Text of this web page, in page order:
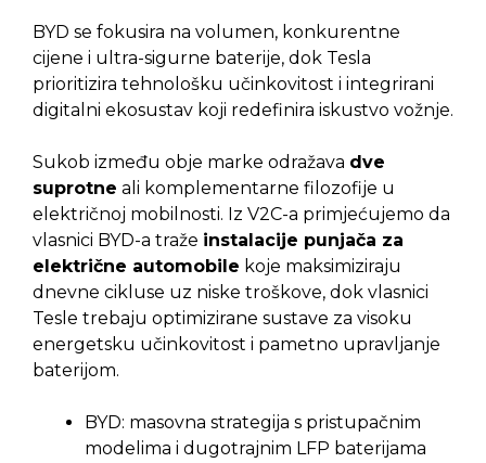
BYD se fokusira na volumen, konkurentne
cijene i ultra-sigurne baterije, dok Tesla
prioritizira tehnološku učinkovitost i integrirani
digitalni ekosustav koji redefinira iskustvo vožnje.
Sukob između obje marke odražava dve
suprotne ali komplementarne filozofije u
električnoj mobilnosti. Iz V2C-a primjećujemo da
vlasnici BYD-a traže instalacije punjača za
električne automobile koje maksimiziraju
dnevne cikluse uz niske troškove, dok vlasnici
Tesle trebaju optimizirane sustave za visoku
energetsku učinkovitost i pametno upravljanje
baterijom.
BYD: masovna strategija s pristupačnim
modelima i dugotrajnim LFP baterijama